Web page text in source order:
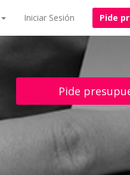
Iniciar Sesión Pide
Pide